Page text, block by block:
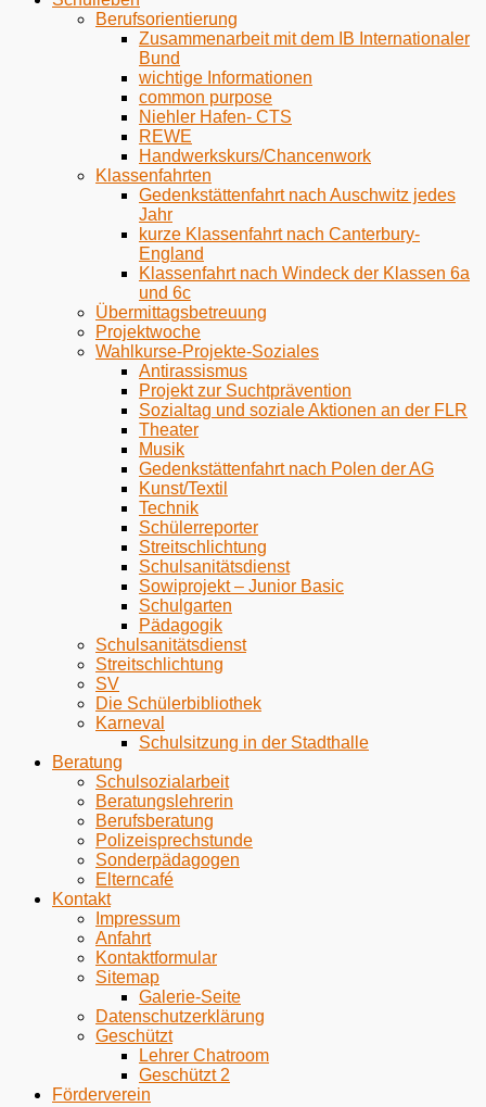
Berufsorientierung
Zusammenarbeit mit dem IB Internationaler
Bund
wichtige Informationen
common purpose
Niehler Hafen- CTS
REWE
Handwerkskurs/Chancenwork
Klassenfahrten
Gedenkstättenfahrt nach Auschwitz jedes
Jahr
kurze Klassenfahrt nach Canterbury-
England
Klassenfahrt nach Windeck der Klassen 6a
und 6c
Übermittagsbetreuung
Projektwoche
Wahlkurse-Projekte-Soziales
Antirassismus
Projekt zur Suchtprävention
Sozialtag und soziale Aktionen an der FLR
Theater
Musik
Gedenkstättenfahrt nach Polen der AG
Kunst/Textil
Technik
Schülerreporter
Streitschlichtung
Schulsanitätsdienst
Sowiprojekt – Junior Basic
Schulgarten
Pädagogik
Schulsanitätsdienst
Streitschlichtung
SV
Die Schülerbibliothek
Karneval
Schulsitzung in der Stadthalle
Beratung
Schulsozialarbeit
Beratungslehrerin
Berufsberatung
Polizeisprechstunde
Sonderpädagogen
Elterncafé
Kontakt
Impressum
Anfahrt
Kontaktformular
Sitemap
Galerie-Seite
Datenschutzerklärung
Geschützt
Lehrer Chatroom
Geschützt 2
Förderverein